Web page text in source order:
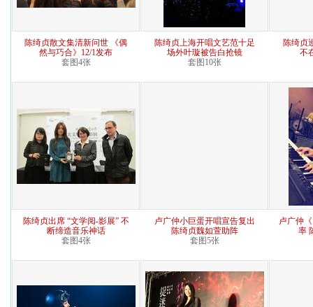
陈绮贞散文集清新问世 《偶
然与巧合》12/1发布
套图4张
陈绮贞上海开唱文艺范十足
场外叶璇被告白抢镜
套图10张
陈绮贞
不
陈绮贞出席 “文学阅-影展” 不
断缔造音乐神话
套图4张
卢广仲小巨蛋开唱宣告复出
陈绮贞魏如萱助阵
套图5张
卢广仲
率